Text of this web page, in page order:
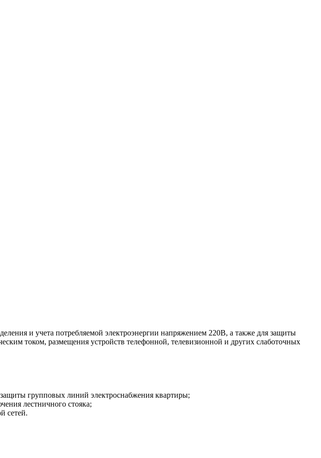
и учета потребляемой электроэнергии напряжением 220В, а также для защиты
током, размещения устройств телефонной, телевизионной и других слаботочных
групповых линий электроснабжения квартиры;
лестничного стояка;
сетей.